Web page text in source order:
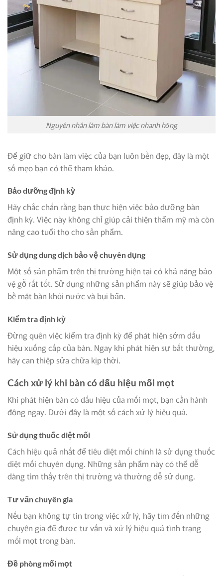
Nguyên nhân làm bàn làm việc nhanh hỏng
Để giữ cho bàn làm việc của bạn luôn bền đẹp, đây là một
số mẹo bạn có thể tham khảo.
Bảo dưỡng định kỳ
Hãy chắc chắn rằng bạn thực hiện việc bảo dưỡng bàn
định kỳ. Việc này không chỉ giúp cải thiện thẩm mỹ mà còn
nâng cao tuổi thọ cho sản phẩm.
Sử dụng dung dịch bảo vệ chuyên dụng
Một số sản phẩm trên thị trường hiện tại có khả năng bảo
vệ gỗ rất tốt. Sử dụng những sản phẩm này sẽ giúp bảo vệ
bề mặt bàn khỏi nước và bụi bẩn.
Kiểm tra định kỳ
Đừng quên việc kiểm tra định kỳ để phát hiện sớm dấu
hiệu xuống cấp của bàn. Ngay khi phát hiện sự bất thường,
hãy can thiệp sửa chữa kịp thời.
Cách xử lý khi bàn có dấu hiệu mối mọt
Khi phát hiện bàn có dấu hiệu của mối mọt, bạn cần hành
động ngay. Dưới đây là một số cách xử lý hiệu quả.
Sử dụng thuốc diệt mối
Cách hiệu quả nhất để tiêu diệt mối chính là sử dụng thuốc
diệt mối chuyên dụng. Những sản phẩm này có thể dễ
dàng tìm thấy trên thị trường và thường dễ sử dụng.
Tư vấn chuyên gia
Nếu bạn không tự tin trong việc xử lý, hãy tìm đến những
chuyên gia để được tư vấn và xử lý hiệu quả tình trạng
mối mọt trong bàn.
Đề phòng mối mọt